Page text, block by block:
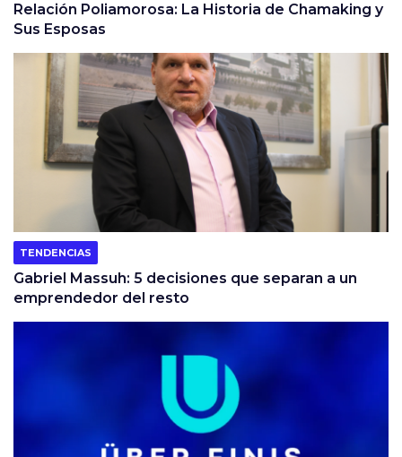
Relación Poliamorosa: La Historia de Chamaking y
Sus Esposas
TENDENCIAS
Gabriel Massuh: 5 decisiones que separan a un
emprendedor del resto